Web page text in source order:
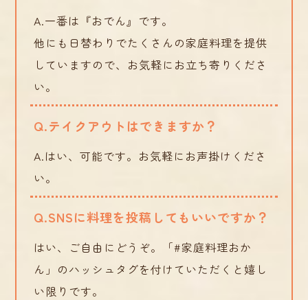
A.一番は『おでん』です。
他にも日替わりでたくさんの家庭料理を提供
していますので、お気軽にお立ち寄りくださ
い。
Q.テイクアウトはできますか？
A.はい、可能です。お気軽にお声掛けくださ
い。
Q.SNSに料理を投稿してもいいですか？
はい、ご自由にどうぞ。「#家庭料理おか
ん」のハッシュタグを付けていただくと嬉し
い限りです。